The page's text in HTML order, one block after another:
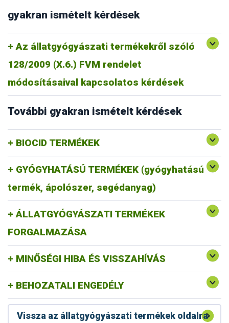
gyakran ismételt kérdések
Az állatgyógyászati termékekről szóló
128/2009 (X.6.) FVM rendelet
módosításaival kapcsolatos kérdések
További gyakran ismételt kérdések
BIOCID TERMÉKEK
GYÓGYHATÁSÚ TERMÉKEK (gyógyhatású
termék, ápolószer, segédanyag)
ÁLLATGYÓGYÁSZATI TERMÉKEK
FORGALMAZÁSA
MINŐSÉGI HIBA ÉS VISSZAHÍVÁS
BEHOZATALI ENGEDÉLY
Vissza az állatgyógyászati termékek oldalra